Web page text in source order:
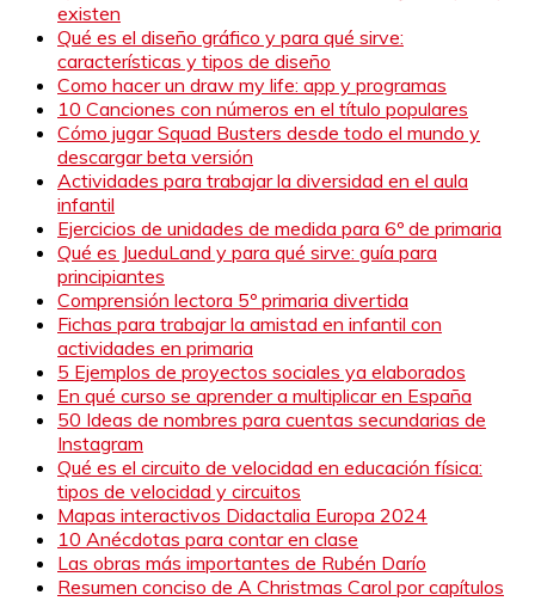
existen
Qué es el diseño gráfico y para qué sirve:
características y tipos de diseño
Como hacer un draw my life: app y programas
10 Canciones con números en el título populares
Cómo jugar Squad Busters desde todo el mundo y
descargar beta versión
Actividades para trabajar la diversidad en el aula
infantil
Ejercicios de unidades de medida para 6º de primaria
Qué es JueduLand y para qué sirve: guía para
principiantes
Comprensión lectora 5º primaria divertida
Fichas para trabajar la amistad en infantil con
actividades en primaria
5 Ejemplos de proyectos sociales ya elaborados
En qué curso se aprender a multiplicar en España
50 Ideas de nombres para cuentas secundarias de
Instagram
Qué es el circuito de velocidad en educación física:
tipos de velocidad y circuitos
Mapas interactivos Didactalia Europa 2024
10 Anécdotas para contar en clase
Las obras más importantes de Rubén Darío
Resumen conciso de A Christmas Carol por capítulos